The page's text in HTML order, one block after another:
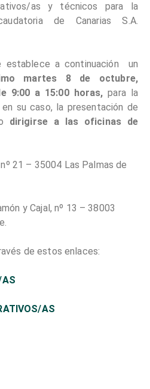
as y técnicos para la
de Canarias S.A.
establece a continuación un
martes 8 de octubre,
9:00 a 15:00 horas, para la
su caso, la presentación de
dirigirse a las oficinas de
21 – 35004 Las Palmas de
y Cajal, nº 13 – 38003
de estos enlaces:
AS
AS